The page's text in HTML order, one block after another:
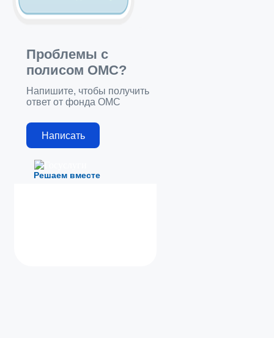
Решаем вместе
Проблемы с
полисом ОМС?
Напишите, чтобы получить
ответ от фонда ОМС
Написать